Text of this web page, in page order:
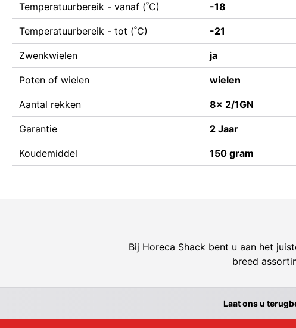
Temperatuurbereik - vanaf (˚C) -18
Temperatuurbereik - tot (˚C) -21
Zwenkwielen ja
Poten of wielen wielen
Aantal rekken 8x 2/1GN
Garantie 2 Jaar
Koudemiddel 150 gram
Bij Horeca Shack bent u aan het
breed
Laat ons u